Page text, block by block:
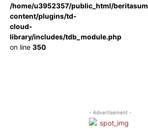
/home/u3952357/public_html/
content/plugins/td-
cloud-
library/includes/tdb_module.php
on line 350
- Advertisement -